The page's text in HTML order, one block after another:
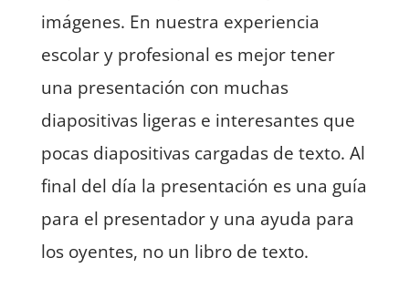
imágenes. En nuestra experiencia
escolar y profesional es mejor tener
una presentación con muchas
diapositivas ligeras e interesantes que
pocas diapositivas cargadas de texto. Al
final del día la presentación es una guía
para el presentador y una ayuda para
los oyentes, no un libro de texto.